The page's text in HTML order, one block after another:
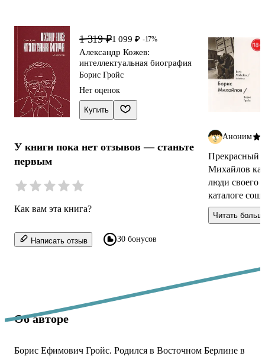
1 319 ₽1 099 ₽ -17%
Александр Кожев:
интеллектуальная биография
Борис Гройс
Нет оценок
Купить
У книги пока нет отзывов — станьте
первым
Как вам эта книга?
Написать отзыв 30 бонусов
Аноним
Прекрасный
Михайлов
люди своего
каталоге
Талант
запечат...
Читать
Об авторе
Борис Ефимович Гройс. Родился в Восточном Берлине в